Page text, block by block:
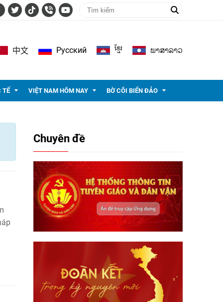
中文 Pусский ខ្មែរ ພາ​ສາ​ລາວ
TẾ VIỆT NAM HÔM NAY BỜ CÕI BIỂN ĐẢO
Chuyên đề